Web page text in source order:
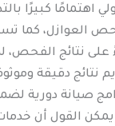
اهتمامًا كبيرًا
العوازل، كما
على نتائج الفحص،
نتائج دقيقة
صيانة دورية
يمكن القول أن